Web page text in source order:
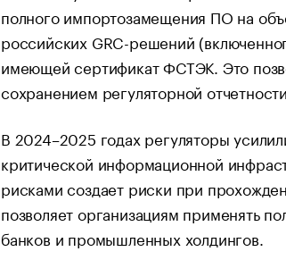
полного импортозамещения ПО на
российских GRC-решений
имеющей сертификат ФСТЭК. Это
сохранением регуляторной отчетности.
В 2024–2025 годах регуляторы
критической информационной
рисками создает риски при
позволяет организациям применять
банков и промышленных холдингов.